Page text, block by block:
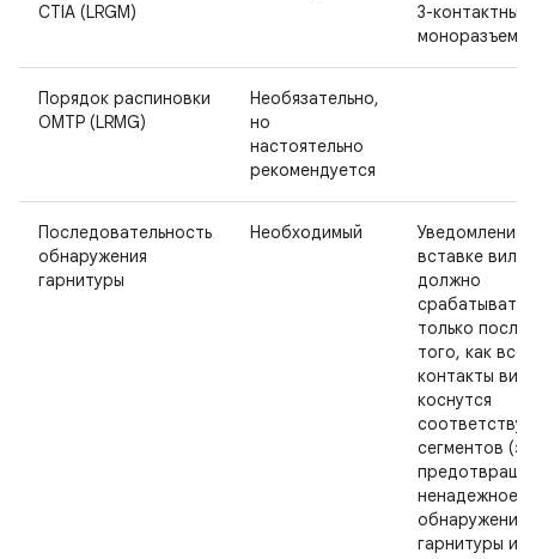
CTIA (LRGM)
3-контактным
Порядок распиновки
OMTP (LRMG)
Необязательно,
но
настоятельно
рекомендуется
Последовательность
обнаружения
гарнитуры
Необходимый
Уведомление
вставке вилки
должно
срабатывать
только после
того, как все
контакты
коснутся
сегментов
ненадежное
обнаружение
гарнитуры